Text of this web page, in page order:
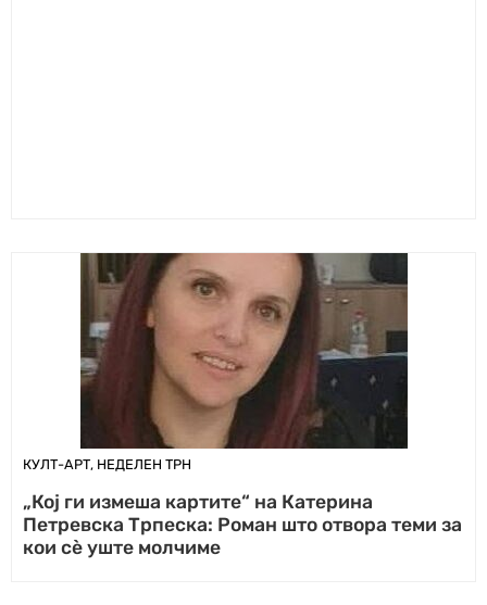
КУЛТ-АРТ, НЕДЕЛЕН ТРН
„Кој ги измеша картите“ на Катерина
Петревска Трпеска: Роман што отвора теми за
кои сè уште молчиме